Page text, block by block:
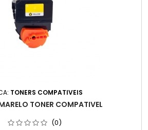
TONERS COMPATIVEIS
TONER COMPATIVEL
(0)